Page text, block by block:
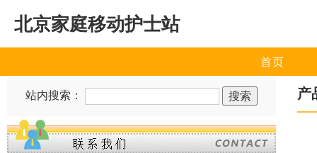
北京家庭移动护士站
首页
站内搜索： 产